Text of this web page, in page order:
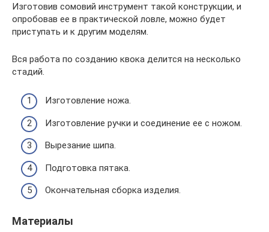
Изготовив сомовий инструмент такой конструкции, и
опробовав ее в практической ловле, можно будет
приступать и к другим моделям.
Вся работа по созданию квока делится на несколько
стадий.
Изготовление ножа.
Изготовление ручки и соединение ее с ножом.
Вырезание шипа.
Подготовка пятака.
Окончательная сборка изделия.
Материалы